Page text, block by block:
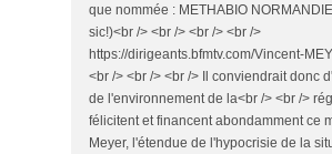
que nommée : METHABIO
sic!)<br /> <br /> <br /> <br />
https://dirigeants.bfmtv.com/Vincent-
<br /> <br /> <br /> Il conviendrait donc
de l'environnement de la<br /> <br />
félicitent et financent abondamment ce
Meyer, l'étendue de l'hypocrisie de la